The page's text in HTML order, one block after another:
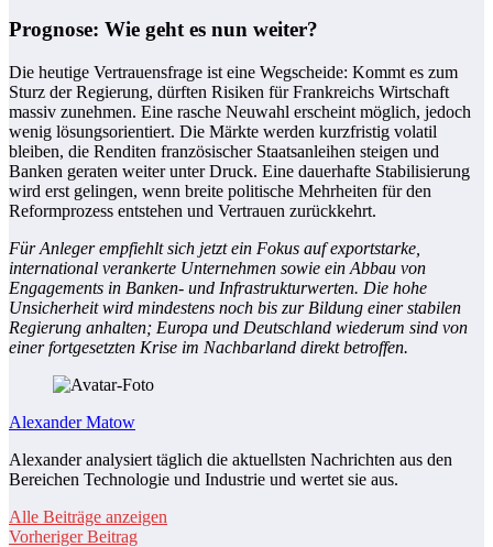
Prognose: Wie geht es nun weiter?
Die heutige Vertrauensfrage ist eine Wegscheide: Kommt es zum
Sturz der Regierung, dürften Risiken für Frankreichs Wirtschaft
massiv zunehmen. Eine rasche Neuwahl erscheint möglich, jedoch
wenig lösungsorientiert. Die Märkte werden kurzfristig volatil
bleiben, die Renditen französischer Staatsanleihen steigen und
Banken geraten weiter unter Druck. Eine dauerhafte Stabilisierung
wird erst gelingen, wenn breite politische Mehrheiten für den
Reformprozess entstehen und Vertrauen zurückkehrt.
Für Anleger empfiehlt sich jetzt ein Fokus auf exportstarke,
international verankerte Unternehmen sowie ein Abbau von
Engagements in Banken- und Infrastrukturwerten. Die hohe
Unsicherheit wird mindestens noch bis zur Bildung einer stabilen
Regierung anhalten; Europa und Deutschland wiederum sind von
einer fortgesetzten Krise im Nachbarland direkt betroffen.
Alexander Matow
Alexander analysiert täglich die aktuellsten Nachrichten aus den
Bereichen Technologie und Industrie und wertet sie aus.
Alle Beiträge anzeigen
Vorheriger Beitrag